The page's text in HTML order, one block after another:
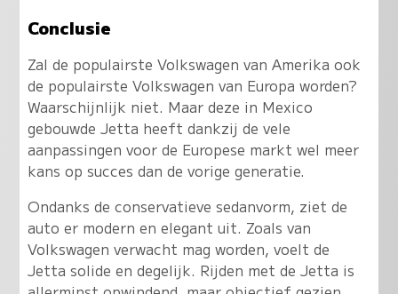
Conclusie
Zal de populairste Volkswagen van Amerika ook
de populairste Volkswagen van Europa worden?
Waarschijnlijk niet. Maar deze in Mexico
gebouwde Jetta heeft dankzij de vele
aanpassingen voor de Europese markt wel meer
kans op succes dan de vorige generatie.
Ondanks de conservatieve sedanvorm, ziet de
auto er modern en elegant uit. Zoals van
Volkswagen verwacht mag worden, voelt de
Jetta solide en degelijk. Rijden met de Jetta is